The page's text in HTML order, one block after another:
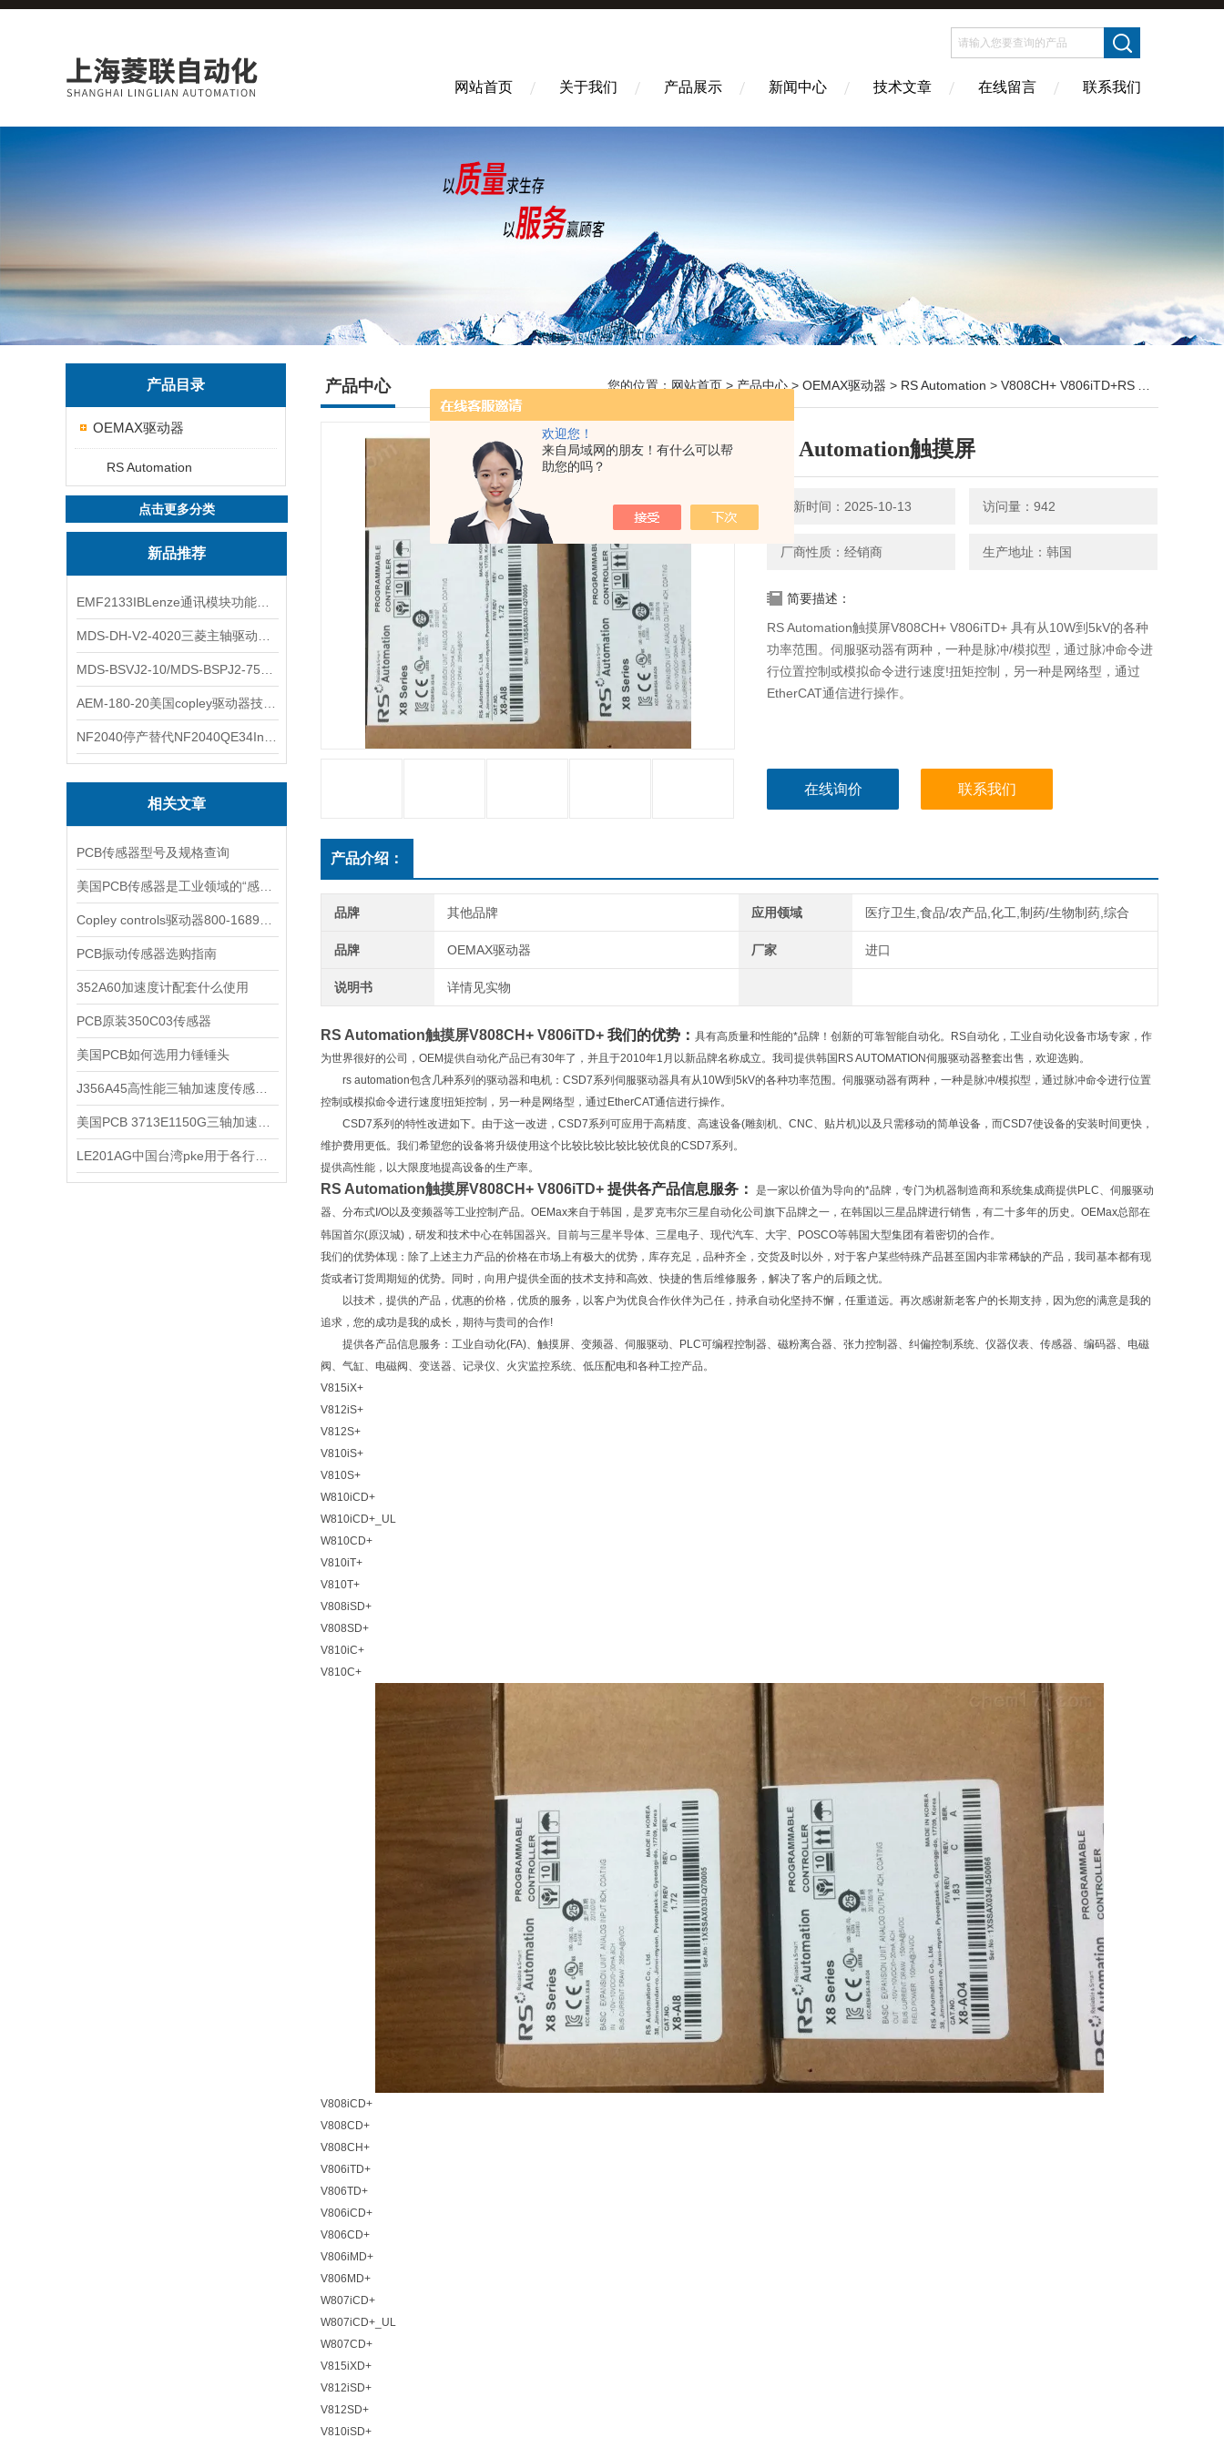
欢迎您！
来自局域网的朋友！有什么可以帮
助您的吗？
网站首页 关于我们 产品展示 新闻中心 技术文章 在线留言 联系我们
产品目录
OEMAX驱动器
RS Automation
点击更多分类
新品推荐
相关文章
PCB传感器型号及规格查询
PCB振动传感器选购指南
352A60加速度计配套什么使用
​PCB原装350C03传感器
美国PCB如何选用力锤锤头
产品中心 您的位置： 网站首页 > 产品中心 > OEMAX驱动器 > RS Automation > V808CH+ V806iTD+RS Automation触摸屏
RS Automation触摸屏
更新时间：2025-10-13 访问量：942
厂商性质：经销商 生产地址：韩国
简要描述：
RS Automation触摸屏V808CH+ V806iTD+ 具有从10W到5kV的各种
功率范围。伺服驱动器有两种，一种是脉冲/模拟型，通过脉冲命令进
行位置控制或模拟命令进行速度!扭矩控制，另一种是网络型，通过
EtherCAT通信进行操作。
在线询价 联系我们
产品介绍：
品牌 其他品牌 应用领域 医疗卫生,食品/农产品,化工,制药/生物制药,综合
品牌 OEMAX驱动器 厂家 进口
说明书 详情见实物
RS Automation触摸屏V808CH+ V806iTD+ 我们的优势： 具有高质量和性能的*品牌！创新的可靠智能自动化。RS自动化，工业自动化设备市场专家，作
为世界很好的公司，OEM提供自动化产品已有30年了，并且于2010年1月以新品牌名称成立。我司提供韩国RS AUTOMATION伺服驱动器整套出售，欢迎选购。
rs automation包含几种系列的驱动器和电机：CSD7系列伺服驱动器具有从10W到5kV的各种功率范围。伺服驱动器有两种，一种是脉冲/模拟型，通过脉冲命令进行位置
控制或模拟命令进行速度!扭矩控制，另一种是网络型，通过EtherCAT通信进行操作。
CSD7系列的特性改进如下。由于这一改进，CSD7系列可应用于高精度、高速设备(雕刻机、CNC、贴片机)以及只需移动的简单设备，而CSD7使设备的安装时间更快，
维护费用更低。我们希望您的设备将升级使用这个比较比较比较比较优良的CSD7系列。
提供高性能，以大限度地提高设备的生产率。
RS Automation触摸屏V808CH+ V806iTD+ 提供各产品信息服务：
是一家以价值为导向的*品牌，专门为机器制造商和系统集成商提供PLC、伺服驱动
器、分布式I/О以及变频器等工业控制产品。OEMax来自于韩国，是罗克韦尔三星自动化公司旗下品牌之一，在韩国以三星品牌进行销售，有二十多年的历史。OEMax总部在
韩国首尔(原汉城)，研发和技术中心在韩国器兴。目前与三星半导体、三星电子、现代汽车、大宇、POSCO等韩国大型集团有着密切的合作。
我们的优势体现：除了上述主力产品的价格在市场上有极大的优势，库存充足，品种齐全，交货及时以外，对于客户某些特殊产品甚至国内非常稀缺的产品，我司基本都有现
货或者订货周期短的优势。同时，向用户提供全面的技术支持和高效、快捷的售后维修服务，解决了客户的后顾之忧。
以技术，提供的产品，优惠的价格，优质的服务，以客户为优良合作伙伴为己任，持承自动化坚持不懈，任重道远。再次感谢新老客户的长期支持，因为您的满意是我的
追求，您的成功是我的成长，期待与贵司的合作!
提供各产品信息服务：工业自动化(FA)、触摸屏、变频器、伺服驱动、PLC可编程控制器、磁粉离合器、张力控制器、纠偏控制系统、仪器仪表、传感器、编码器、电磁
阀、气缸、电磁阀、变送器、记录仪、火灾监控系统、低压配电和各种工控产品。
V815iX+
V812iS+
V812S+
V810iS+
V810S+
W810iCD+
W810iCD+_UL
W810CD+
V810iT+
V810T+
V808iSD+
V808SD+
V810iC+
V810C+
V808iCD+
V808CD+
V808CH+
V806iTD+
V806TD+
V806iCD+
V806CD+
V806iMD+
V806MD+
W807iCD+
W807iCD+_UL
W807CD+
V815iXD+
V812iSD+
V812SD+
V810iSD+